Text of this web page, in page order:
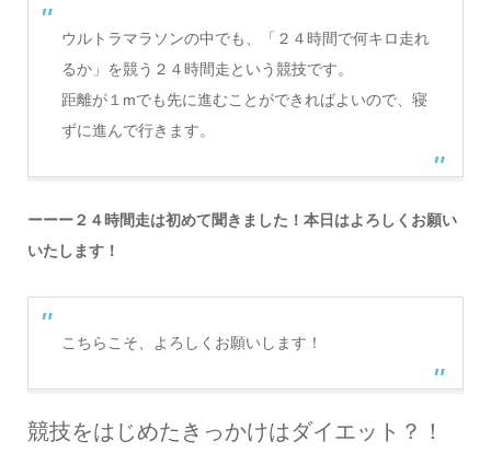
ウルトラマラソンの中でも、「２４時間で何キロ走れ
るか」を競う２４時間走という競技です。
距離が１mでも先に進むことができればよいので、寝
ずに進んで行きます。
ーーー２４時間走は初めて聞きました！本日はよろしくお願い
いたします！
こちらこそ、よろしくお願いします！
競技をはじめたきっかけはダイエット？！